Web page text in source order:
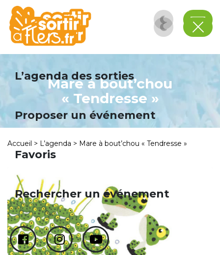
L’agenda des sorties
Proposer un événement
Favoris
Rechercher un événement
Mare à bout’chou
« Tendresse »
Accueil > L’agenda > Mare à bout’chou « Tendresse »
Panneau de gestion des cookies